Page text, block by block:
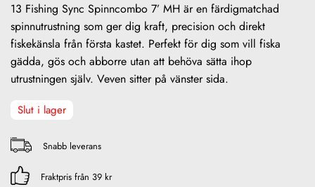
13 Fishing Sync Spinncombo 7’ MH är en färdigmatchad
spinnutrustning som ger dig kraft, precision och direkt
fiskekänsla från första kastet. Perfekt för dig som vill fiska
gädda, gös och abborre utan att behöva sätta ihop
utrustningen själv. Veven sitter på vänster sida.
Slut i lager
Snabb leverans
Fraktpris från 39 kr